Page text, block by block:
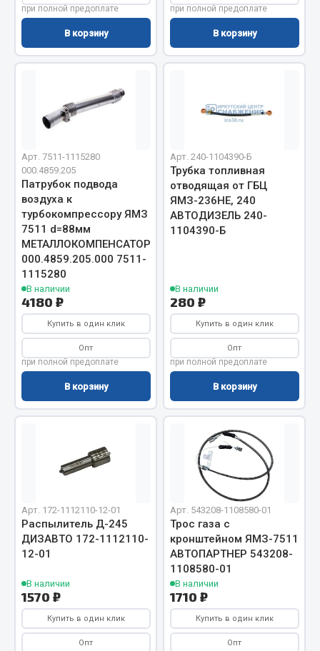
Соединительные элементы
Адаптеры и переходники
Тройники
Угольники
Фитинги
Штуцеры
Весь раздел
Инструмент
Автомобильный инструмент
Измерительный инструмент
Крепежный инструмент
Режущий инструмент
Силовое оборудование
Слесарный инструмент
Показать ещё
Цепи подъёмные
Весь раздел
РТИ
при полной предоплате
В корзину
при полной предоплате
В корзину
Арт. 7511-1115280
000.4859.205
Патрубок подвода
воздуха к
турбокомпрессору ЯМЗ
7511 d=88мм
МЕТАЛЛОКОМПЕНСАТОР
000.4859.205.000 7511-
1115280
В наличии
4180 ₽
Купить в один клик
Опт
при полной предоплате
В корзину
Арт. 240-1104390-Б
Трубка топливная
отводящая от ГБЦ
ЯМЗ-236НЕ, 240
АВТОДИЗЕЛЬ 240-
1104390-Б
В наличии
280 ₽
Купить в один клик
Опт
при полной предоплате
В корзину
Арт. 172-1112110-12-01
Распылитель Д-245
ДИЗАВТО 172-1112110-
12-01
В наличии
1570 ₽
Купить в один клик
Опт
Арт. 543208-1108580-01
Трос газа с
кронштейном ЯМЗ-7511
АВТОПАРТНЕР 543208-
1108580-01
В наличии
1710 ₽
Купить в один клик
Опт